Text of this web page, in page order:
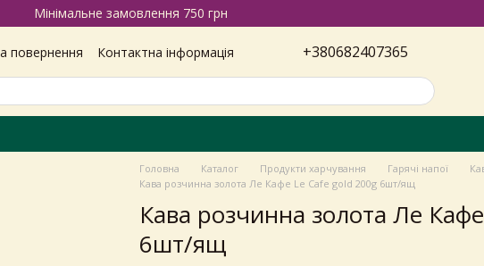
Мінімальне замовлення 750 грн
повернення
Контактна інформація
+380682407365
Головна Каталог Продукти харчування Гарячі напої
Кава розчинна золота Ле Кафе Le Cafe gold 200g 6шт/ящ
Кава розчинна золота Ле
6шт/ящ